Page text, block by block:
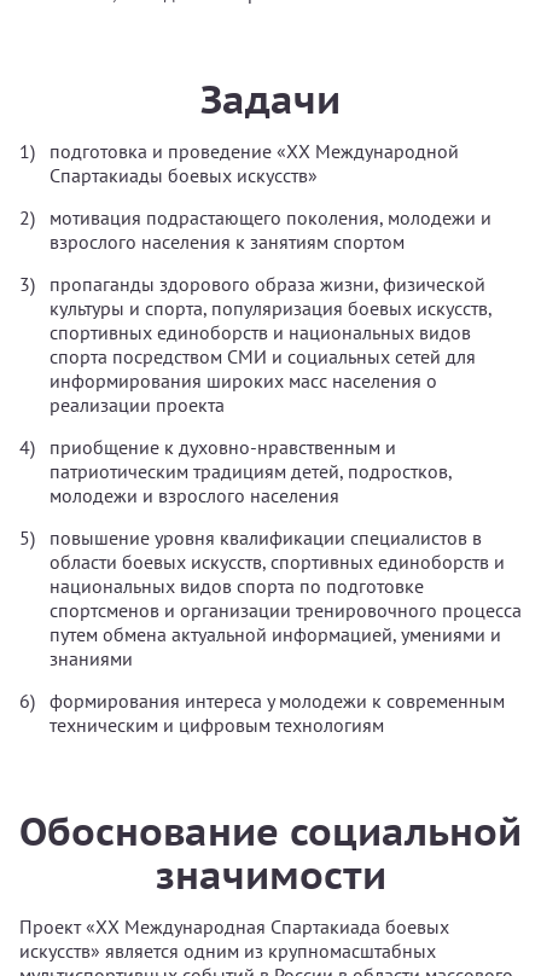
Задачи
подготовка и проведение «XX Международной
Спартакиады боевых искусств»
мотивация подрастающего поколения, молодежи и
взрослого населения к занятиям спортом
пропаганды здорового образа жизни, физической
культуры и спорта, популяризация боевых искусств,
спортивных единоборств и национальных видов
спорта посредством СМИ и социальных сетей для
информирования широких масс населения о
реализации проекта
приобщение к духовно-нравственным и
патриотическим традициям детей, подростков,
молодежи и взрослого населения
повышение уровня квалификации специалистов в
области боевых искусств, спортивных единоборств и
национальных видов спорта по подготовке
спортсменов и организации тренировочного процесса
путем обмена актуальной информацией, умениями и
знаниями
формирования интереса у молодежи к современным
техническим и цифровым технологиям
Обоснование социальной
значимости
Проект «XX Международная Спартакиада боевых
искусств» является одним из крупномасштабных